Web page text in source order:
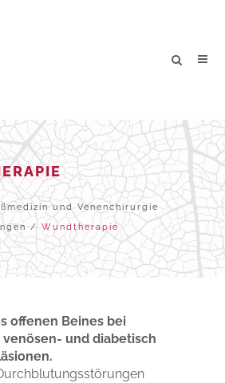
und Venenchirurgie
/Wundtherapie
offenen Beines bei
und diabetisch